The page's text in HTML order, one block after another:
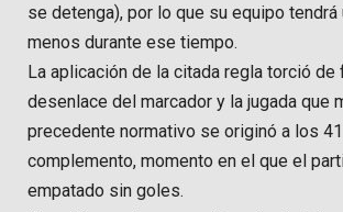
se detenga), por lo que su equipo
menos durante ese tiempo.
La aplicación de la citada regla torció de
desenlace del marcador y la jugada que
precedente normativo se originó a los
complemento, momento en el que el
empatado sin goles.